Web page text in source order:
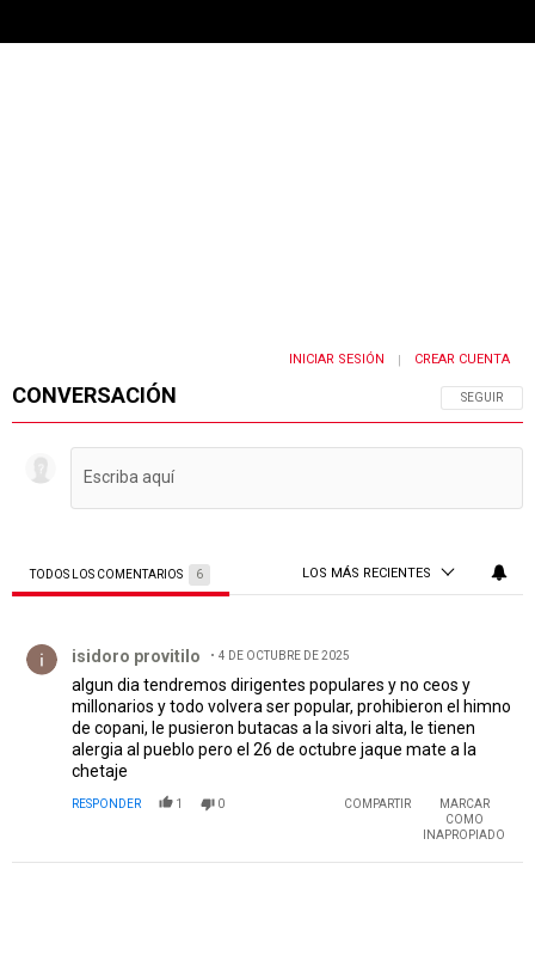
CONVERSACIÓN SIGA ESTA
SEGUIR
INICIAR SESIÓN | CREAR CUENTA
TODOS LOS COMENTARIOS 6 LOS MÁS RECIENTES
isidoro provitilo 4 DE OCTUBRE DE 2025
algun dia tendremos dirigentes populares y no ceos y
millonarios y todo volvera ser popular, prohibieron el himno
de copani, le pusieron butacas a la sivori alta, le tienen
alergia al pueblo pero el 26 de octubre jaque mate a la
chetaje
RESPONDER 1 0 COMPARTIR
MARCAR
COMO
INAPROPIADO